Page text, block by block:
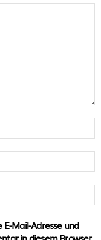
Mail-Adresse und